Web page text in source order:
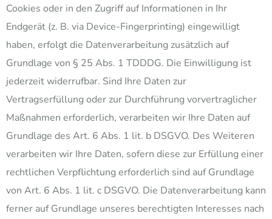
Cookies oder in den Zugriff auf Informationen in Ihr
Endgerät (z. B. via Device-Fingerprinting) eingewilligt
haben, erfolgt die Datenverarbeitung zusätzlich auf
Grundlage von § 25 Abs. 1 TDDDG. Die Einwilligung ist
jederzeit widerrufbar. Sind Ihre Daten zur
Vertragserfüllung oder zur Durchführung vorvertraglicher
Maßnahmen erforderlich, verarbeiten wir Ihre Daten auf
Grundlage des Art. 6 Abs. 1 lit. b DSGVO. Des Weiteren
verarbeiten wir Ihre Daten, sofern diese zur Erfüllung einer
rechtlichen Verpflichtung erforderlich sind auf Grundlage
von Art. 6 Abs. 1 lit. c DSGVO. Die Datenverarbeitung kann
ferner auf Grundlage unseres berechtigten Interesses nach